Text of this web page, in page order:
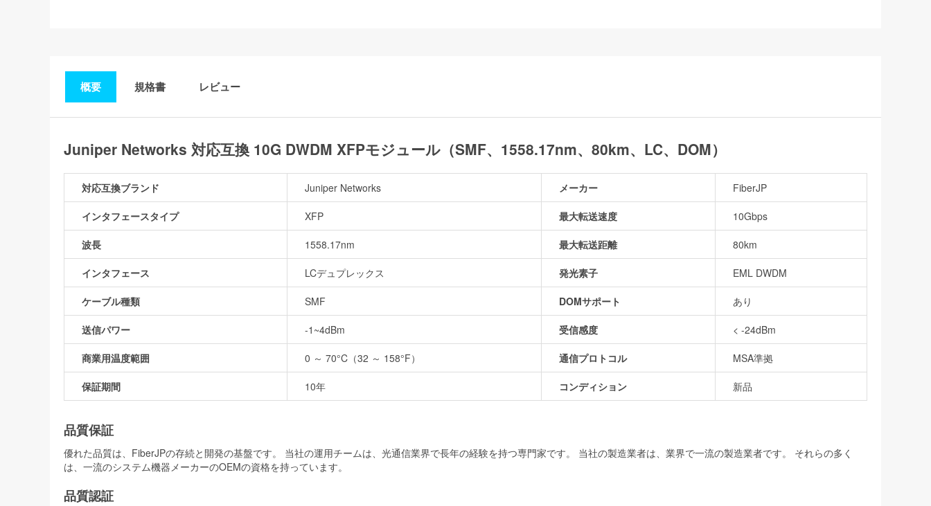
概要 規格書 レビュー
Juniper Networks 対応互換 10G DWDM XFPモジュール（SMF、1558.17nm、80km、LC、DOM）
対応互換ブランド Juniper Networks メーカー FiberJP
インタフェースタイプ XFP 最大転送速度 10Gbps
波長 1558.17nm 最大転送距離 80km
インタフェース LCデュプレックス 発光素子 EML DWDM
ケーブル種類 SMF DOMサポート あり
送信パワー -1~4dBm 受信感度 < -24dBm
商業用温度範囲 0 ～ 70°C（32 ～ 158°F） 通信プロトコル MSA準拠
保証期間 10年 コンディション 新品
品質保証
優れた品質は、FiberJPの存続と開発の基盤です。 当社の運用チームは、光通信業界で長年の経験を持つ専門家です。 当社の製造業者は、業界で一流の製造業者です。 それらの多く
は、一流のシステム機器メーカーのOEMの資格を持っています。
品質認証